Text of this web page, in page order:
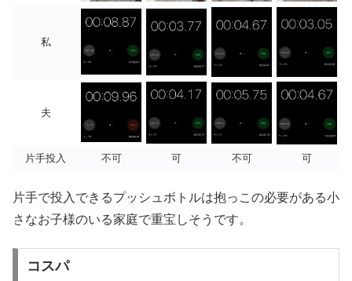
私
夫
片手投入 不可 可 不可 可
片手で投入できるプッシュボトルは抱っこの必要がある小
さなお子様のいる家庭で重宝しそうです。
コスパ